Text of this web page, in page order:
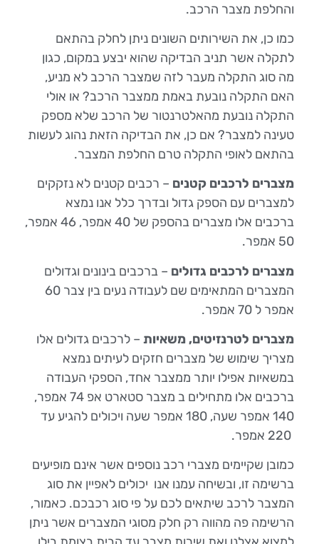
והחלפת מצבר הרכב.
כמו כן, את השירותים השונים ניתן לחלק בהתאם
לתקלה אשר תניב הבדיקה שהוא יבצע במקום, כגון
מה סוג התקלה מעבר לזה שמצבר הרכב לא מניע,
האם התקלה נובעת באמת ממצבר הרכב? או אולי
התקלה נובעת מהאלטרנטור של הרכב שלא מספק
טעינה למצבר? אם כן, את הבדיקה הזאת נהוג לעשות
בהתאם לאופי התקלה טרם החלפת המצבר.
מצברים לרכבים קטנים – רכבים קטנים לא נזקקים
למצברים עם הספק גדול ובדרך כלל אנו נמצא
ברכבים אלו מצברים בהספק של 40 אמפר, 46 אמפר,
50 אמפר.
מצברים לרכבים גדולים – ברכבים בינונים וגדולים
המצברים המתאימים שם לעבודה נעים בין צבר 60
אמפר ל 70 אמפר.
מצברים לטרנזיטים, משאיות – לרכבים גדולים אלו
מצריך שימוש של מצברים חזקים לעיתים נמצא
במשאיות אפילו יותר ממצבר אחד, הספקי העבודה
ברכבים אלו מתחילים ב מצבר סטארט אפ 74 אמפר,
140 אמפר שעה, 180 אמפר שעה ויכולים להגיע עד
כמובן שקיימים מצברי רכב נוספים אשר אינם מופיעים
ברשימה זו, ובשיחה עמנו אנו יכולים לאפיין את סוג
המצבר לרכב שיתאים לכם על פי סוג רכבכם. כאמור,
הרשימה פה מהווה רק חלק מסוגי המצברים אשר ניתן